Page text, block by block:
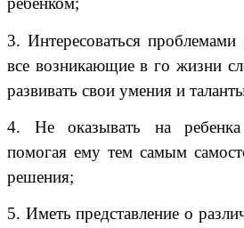
3. Интересоваться проблемами
все возникающие в го жизни
развивать свои умения и
4. Не оказывать на
помогая ему тем самым
решения;
5. Иметь представление о